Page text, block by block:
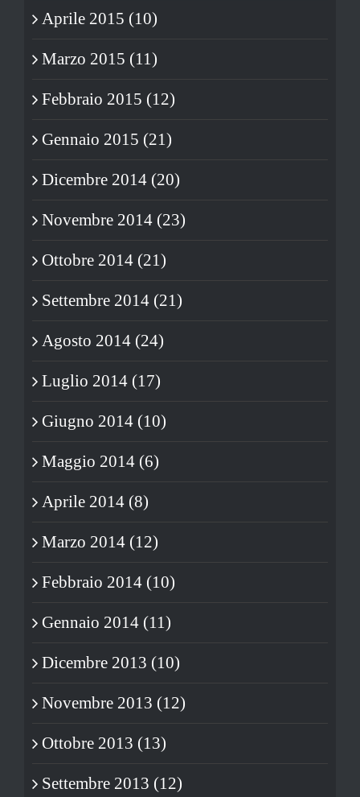
Aprile 2015 (10)
Marzo 2015 (11)
Febbraio 2015 (12)
Gennaio 2015 (21)
Dicembre 2014 (20)
Novembre 2014 (23)
Ottobre 2014 (21)
Settembre 2014 (21)
Agosto 2014 (24)
Luglio 2014 (17)
Giugno 2014 (10)
Maggio 2014 (6)
Aprile 2014 (8)
Marzo 2014 (12)
Febbraio 2014 (10)
Gennaio 2014 (11)
Dicembre 2013 (10)
Novembre 2013 (12)
Ottobre 2013 (13)
Settembre 2013 (12)